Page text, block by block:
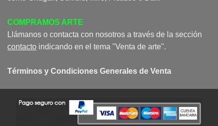
COMPRAMOS ARTE
Llámanos o contacta con nosotros a través de la sección
contacto indicando en el tema "Venta de arte".
Términos y Condiciones Generales de Venta